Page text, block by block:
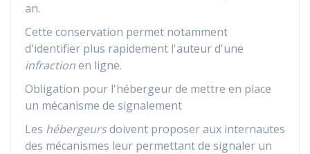
an.
Cette conservation permet notamment
d'identifier plus rapidement l'auteur d'une
infractionen ligne.
Obligation pour l'hébergeur de mettre en place
un mécanisme de signalement
Les hébergeursdoivent proposer aux internautes
des mécanismes leur permettant de signaler un